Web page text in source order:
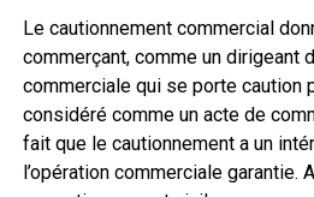
Le cautionnement commercial
commerçant, comme un dirigeant
commerciale qui se porte caution
considéré comme un acte de
fait que le cautionnement a un
l’opération commerciale garantie.